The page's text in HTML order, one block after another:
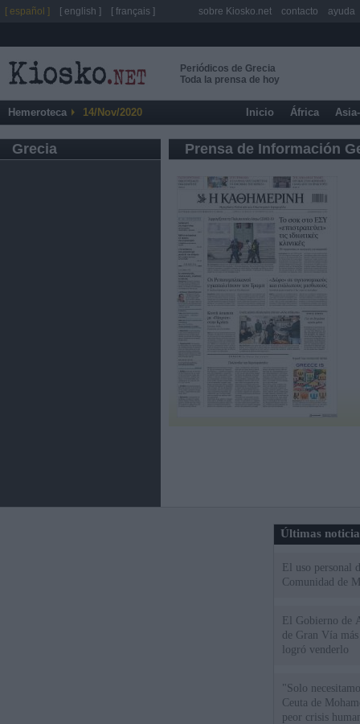
Periódicos de Grecia
Toda la prensa de hoy
Hemeroteca 14/Nov/2020 Inicio África
Grecia Prensa de Información
Últimas
El uso personal
Comunidad de
El Gobierno de
de Gran Vía
logró venderlo
"Solo
Ceuta de
peor crisis
[ español ] [ english ] [ français ] sobre Kiosko.net contacto ayuda